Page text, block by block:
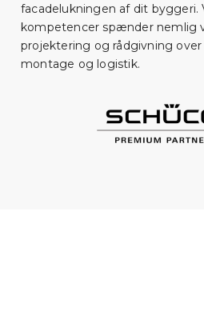
facadelukningen af dit byggeri.
kompetencer spænder nemlig
projektering og rådgivning
montage og logistik.